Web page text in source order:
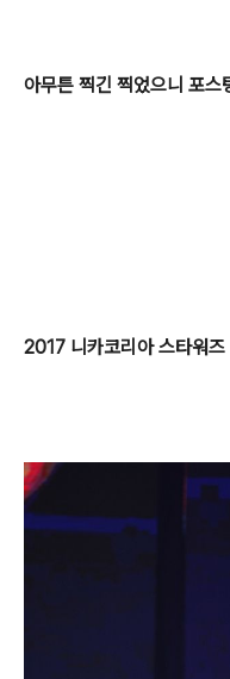
아무튼 찍긴 찍었으니 포스
2017 니카코리아 스타워즈